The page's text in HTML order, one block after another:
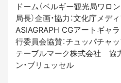
ドーム（ベルギー観光局ワロ
局長）企画・協力：文化庁メデ
ASIAGRAPH CGアートギャ
行委員会協賛：チュッパチャ
テーブルマーク株式会社 協
ン・ブリュッセル